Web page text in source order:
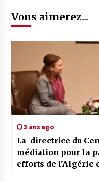
Vous aimerez...
3 ans ago
La directrice du
médiation pour la
efforts de l’Algérie